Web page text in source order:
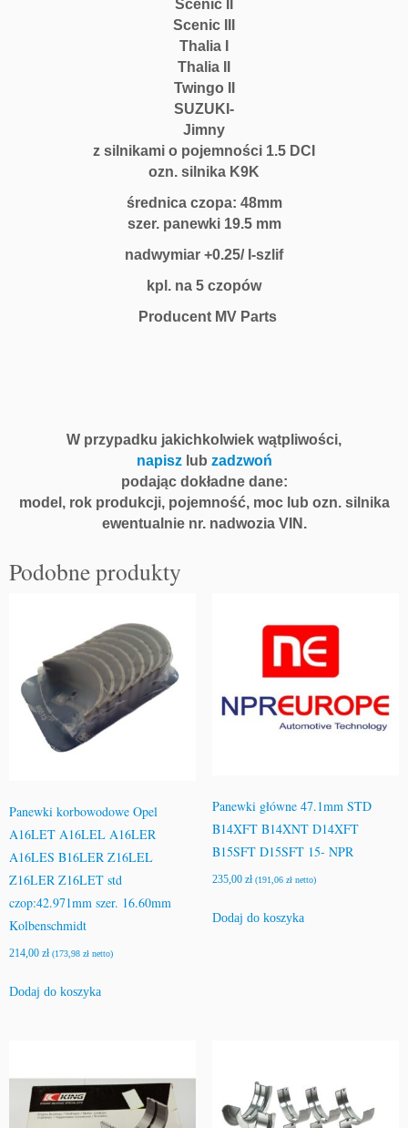
Scenic II
Scenic III
Thalia I
Thalia II
Twingo II
SUZUKI-
Jimny
z silnikami o pojemności 1.5 DCI
ozn. silnika K9K
średnica czopa: 48mm
szer. panewki 19.5 mm
nadwymiar +0.25/ I-szlif
kpl. na 5 czopów
Producent MV Parts
W przypadku jakichkolwiek wątpliwości,
napiszlub zadzwoń
podając dokładne dane:
model, rok produkcji, pojemność, moc lub ozn. silnika
ewentualnie nr. nadwozia VIN.
Podobne produkty
Panewki korbowodowe Opel
A16LET A16LEL A16LER
A16LES B16LER Z16LEL
Z16LER Z16LET std
czop:42.971mm szer. 16.60mm
Kolbenschmidt
214,00 zł (173,98 zł netto)
Dodaj do koszyka
Panewki główne 47.1mm STD
B14XFT B14XNT D14XFT
B15SFT D15SFT 15- NPR
235,00 zł (191,06 złnetto)
Dodaj do koszyka